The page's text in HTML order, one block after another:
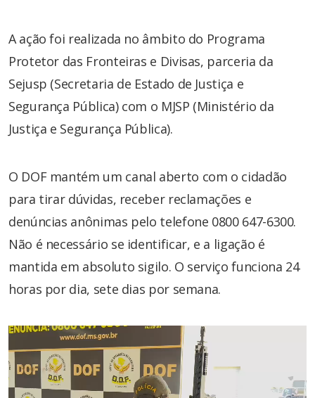
A ação foi realizada no âmbito do Programa
Protetor das Fronteiras e Divisas, parceria da
Sejusp (Secretaria de Estado de Justiça e
Segurança Pública) com o MJSP (Ministério da
Justiça e Segurança Pública).
O DOF mantém um canal aberto com o cidadão
para tirar dúvidas, receber reclamações e
denúncias anônimas pelo telefone 0800 647-6300.
Não é necessário se identificar, e a ligação é
mantida em absoluto sigilo. O serviço funciona 24
horas por dia, sete dias por semana.